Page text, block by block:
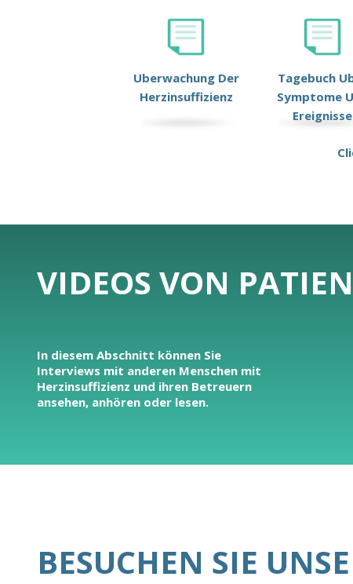
Uberwachung Der
Herzinsuffizienz
Tagebuch
Symptome
Ereignisse
VIDEOS VON
In diesem Abschnitt können Sie
Interviews mit anderen Menschen mit
Herzinsuffizienz und ihren Betreuern
ansehen, anhören oder lesen.
BESUCHEN SIE